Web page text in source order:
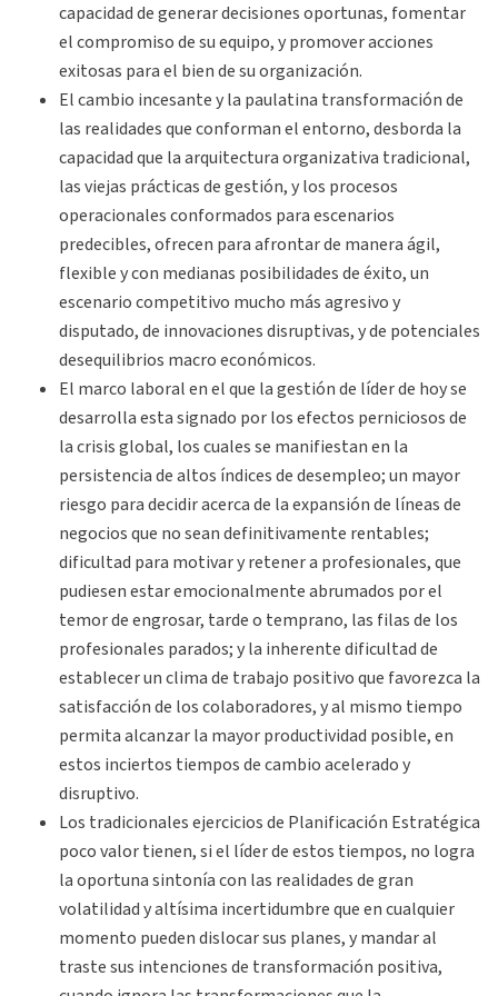
capacidad de generar decisiones oportunas, fomentar
el compromiso de su equipo, y promover acciones
exitosas para el bien de su organización.
El cambio incesante y la paulatina transformación de
las realidades que conforman el entorno, desborda la
capacidad que la arquitectura organizativa tradicional,
las viejas prácticas de gestión, y los procesos
operacionales conformados para escenarios
predecibles, ofrecen para afrontar de manera ágil,
flexible y con medianas posibilidades de éxito, un
escenario competitivo mucho más agresivo y
disputado, de innovaciones disruptivas, y de potenciales
desequilibrios macro económicos.
El marco laboral en el que la gestión de líder de hoy se
desarrolla esta signado por los efectos perniciosos de
la crisis global, los cuales se manifiestan en la
persistencia de altos índices de desempleo; un mayor
riesgo para decidir acerca de la expansión de líneas de
negocios que no sean definitivamente rentables;
dificultad para motivar y retener a profesionales, que
pudiesen estar emocionalmente abrumados por el
temor de engrosar, tarde o temprano, las filas de los
profesionales parados; y la inherente dificultad de
establecer un clima de trabajo positivo que favorezca la
satisfacción de los colaboradores, y al mismo tiempo
permita alcanzar la mayor productividad posible, en
estos inciertos tiempos de cambio acelerado y
disruptivo.
Los tradicionales ejercicios de Planificación Estratégica
poco valor tienen, si el líder de estos tiempos, no logra
la oportuna sintonía con las realidades de gran
volatilidad y altísima incertidumbre que en cualquier
momento pueden dislocar sus planes, y mandar al
traste sus intenciones de transformación positiva,